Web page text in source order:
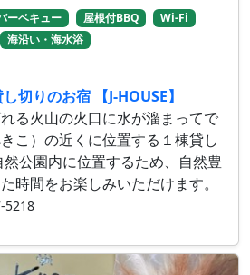
ーベキュー 屋根付BBQ
Wi-Fi
海沿い・海水浴
切りのお宿 【J-HOUSE】
る火山の火口に水が溜まってで
こ）の近くに位置する１棟貸し
公園内に位置するため、自然豊
時間をお楽しみいただけます。
5218